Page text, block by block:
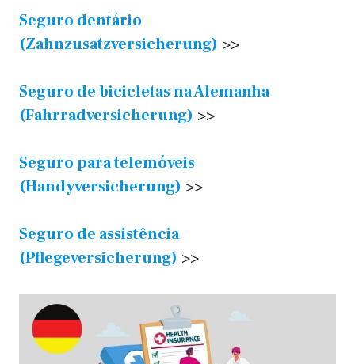
Seguro dentário
(Zahnzusatzversicherung) >>
Seguro de bicicletas na Alemanha
(Fahrradversicherung) >>
Seguro para telemóveis
(Handyversicherung) >>
Seguro de assistência
(Pflegeversicherung) >>